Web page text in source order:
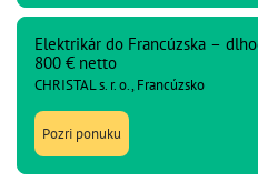
Elektrikár do Francúzska –
800 € netto
CHRISTAL s. r. o., Francúzsko
Pozri ponuku